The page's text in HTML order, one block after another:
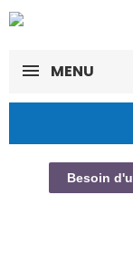
MENU
Besoin